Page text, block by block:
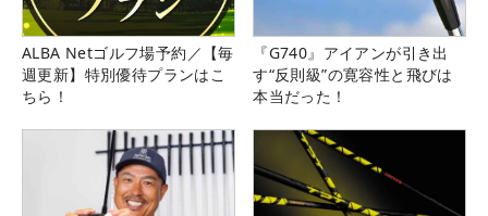
ALBA Netゴルフ場予約／【毎
週更新】特別優待プランはこ
ちら！
『G740』アイアンが引き出
す“反則級”の寛容性と飛びは
本当だった！